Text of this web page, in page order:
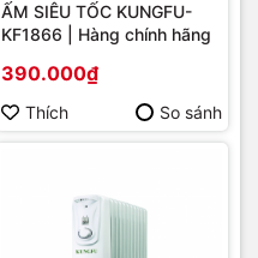
ẤM SIÊU TỐC KUNGFU-
KF1866 | Hàng chính hãng
390.000₫
Thích So sánh